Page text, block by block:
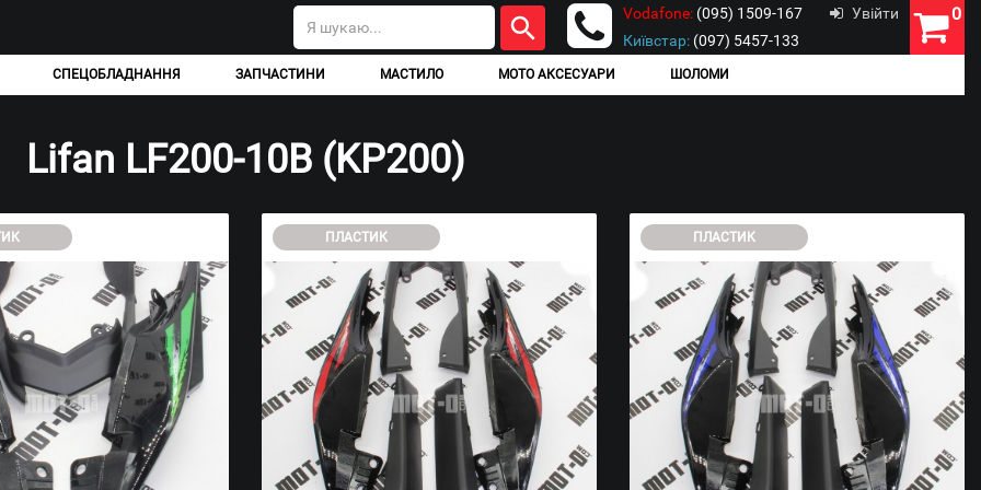
Vodafone: (095) 1509-167
Київстар: (097) 5457-133
Увійти 0
СПЕЦОБЛАДНАННЯ ЗАПЧАСТИНИ МАСТИЛО МОТО АКСЕСУАРИ ШОЛОМИ
Lifan LF200-10B (KP200)
ПЛАСТИК ПЛАСТИК